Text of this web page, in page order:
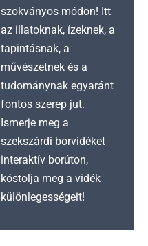
szokványos módon! Itt
az illatoknak, ízeknek, a
tapintásnak, a
művészetnek és a
tudománynak egyaránt
fontos szerep jut.
Ismerje meg a
szekszárdi borvidéket
interaktív borúton,
kóstolja meg a vidék
különlegességeit!